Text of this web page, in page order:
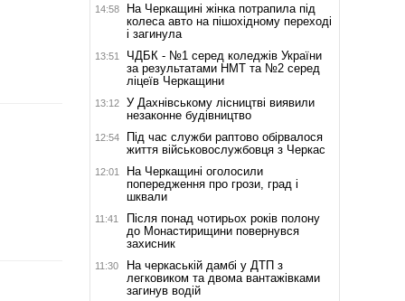
14:58
На Черкащині жінка потрапила під
колеса авто на пішохідному переході
і загинула
13:51
ЧДБК - №1 серед коледжів України
за результатами НМТ та №2 серед
ліцеїв Черкащини
13:12
У Дахнівському лісництві виявили
незаконне будівництво
12:54
Під час служби раптово обірвалося
життя військовослужбовця з Черкас
12:01
На Черкащині оголосили
попередження про грози, град і
шквали
11:41
Після понад чотирьох років полону
до Монастирищини повернувся
захисник
11:30
На черкаській дамбі у ДТП з
легковиком та двома вантажівками
загинув водій